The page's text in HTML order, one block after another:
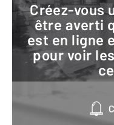
Créez-vous une alerte mail pour
être averti
est en ligne
pour voir